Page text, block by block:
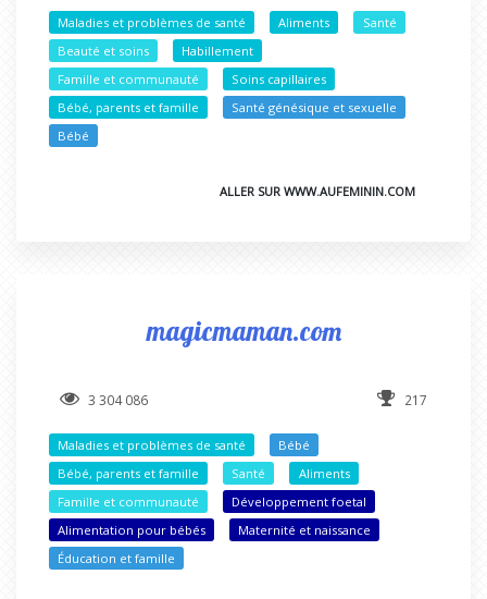
Maladies et problèmes de santé Aliments
Santé
Beauté et soins
Habillement
Famille et communauté
Soins capillaires
Bébé, parents et famille
Santé génésique et sexuelle
Bébé
ALLER SUR WWW.AUFEMININ.COM
magicmaman.com
3 304 086 217
Maladies et problèmes de santé
Bébé
Bébé, parents et famille
Santé
Aliments
Famille et communauté
Développement foetal
Alimentation pour bébés
Maternité et naissance
Éducation et famille